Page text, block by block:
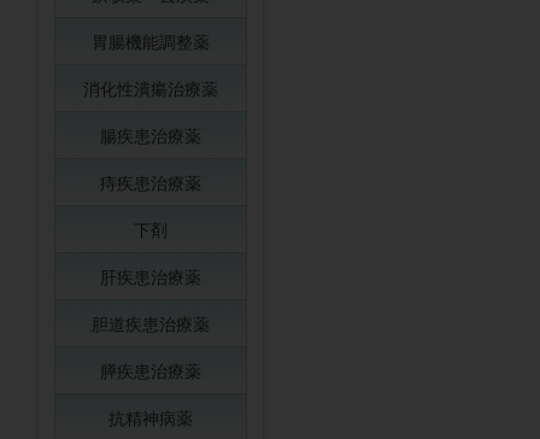
胃腸機能調整薬
消化性潰瘍治療薬
腸疾患治療薬
痔疾患治療薬
下剤
肝疾患治療薬
胆道疾患治療薬
膵疾患治療薬
抗精神病薬